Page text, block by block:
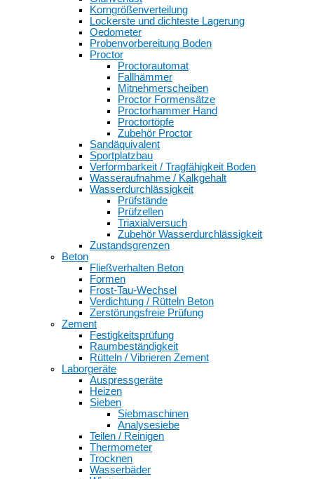
Korngrößenverteilung
Lockerste und dichteste Lagerung
Oedometer
Probenvorbereitung Boden
Proctor
Proctorautomat
Fallhämmer
Mitnehmerscheiben
Proctor Formensätze
Proctorhammer Hand
Proctortöpfe
Zubehör Proctor
Sandäquivalent
Sportplatzbau
Verformbarkeit / Tragfähigkeit Boden
Wasseraufnahme / Kalkgehalt
Wasserdurchlässigkeit
Prüfstände
Prüfzellen
Triaxialversuch
Zubehör Wasserdurchlässigkeit
Zustandsgrenzen
Beton
Fließverhalten Beton
Formen
Frost-Tau-Wechsel
Verdichtung / Rütteln Beton
Zerstörungsfreie Prüfung
Zement
Festigkeitsprüfung
Raumbeständigkeit
Rütteln / Vibrieren Zement
Laborgeräte
Auspressgeräte
Heizen
Sieben
Siebmaschinen
Analysesiebe
Teilen / Reinigen
Thermometer
Trocknen
Wasserbäder